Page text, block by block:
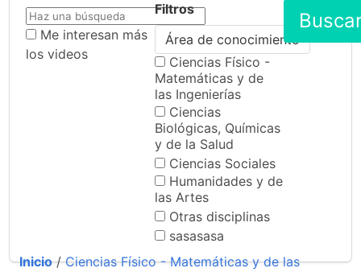
Me interesan más
los videos
Filtros
Área de conocimiento
Ciencias Físico -
Matemáticas y de
las Ingenierías
Ciencias
Biológicas, Químicas
y de la Salud
Ciencias Sociales
Humanidades y de
las Artes
Otras disciplinas
sasasasa
Inicio/Ciencias Físico - Matemáticas y de las